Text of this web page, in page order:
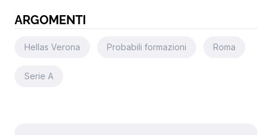
ARGOMENTI
Hellas Verona Probabili formazioni Roma
Serie A